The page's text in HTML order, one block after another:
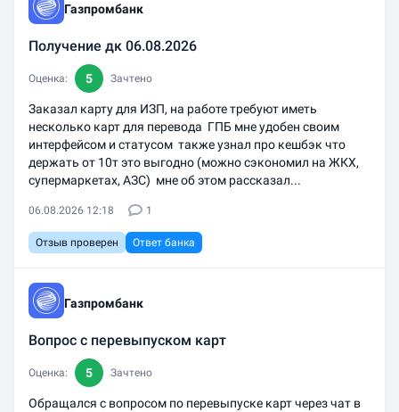
Получение дк 06.08.2026
Газпромбанк
Оценка: 5 Зачтено
Заказал карту для ИЗП, на работе требуют иметь
несколько карт для перевода ГПБ мне удобен своим
интерфейсом и статусом также узнал про кешбэк что
держать от 10т это выгодно (можно сэкономил на ЖКХ,
супермаркетах, АЗС) мне об этом рассказал...
06.08.2026 12:18 1
Отзыв проверен Ответ банка
Вопрос с перевыпуском карт
Газпромбанк
Оценка: 5 Зачтено
Обращался с вопросом по перевыпуске карт через чат в